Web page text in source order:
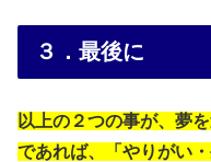
３．最後に
以上の２つの事が、夢
であれば、「やりがい